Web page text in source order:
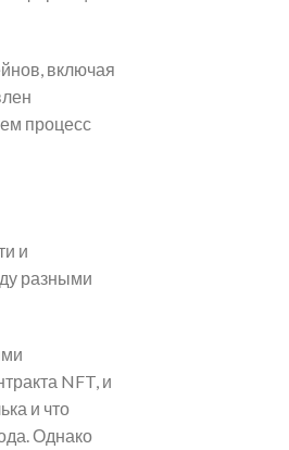
включая
процесс
и
разными
NFT, и
и что
Однако